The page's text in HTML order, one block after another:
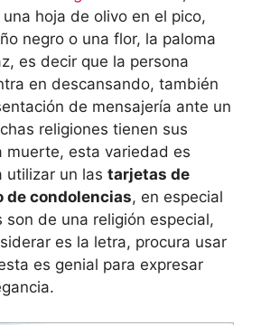
hoja de olivo en el pico,
negro o una flor, la paloma
es decir que la persona
en descansando, también
de mensajería ante un
religiones tienen sus
muerte, esta variedad es
utilizar un las tarjetas de
de condolencias, en especial
son de una religión especial,
es la letra, procura usar
es genial para expresar